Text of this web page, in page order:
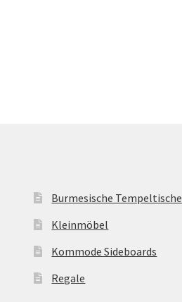
Burmesische Tempeltische
Kleinmöbel
Kommode Sideboards
Regale